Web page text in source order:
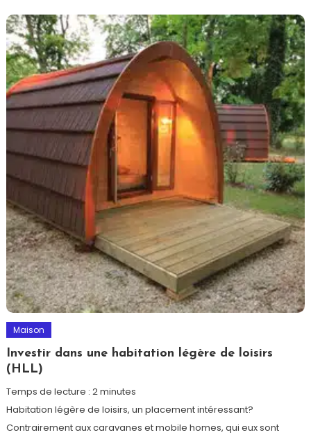
Maison
Investir dans une habitation légère de loisirs
(HLL)
Temps de lecture : 2minutes
Habitation légère de loisirs, un placement intéressant?
Contrairement aux caravanes et mobile homes, qui eux sont